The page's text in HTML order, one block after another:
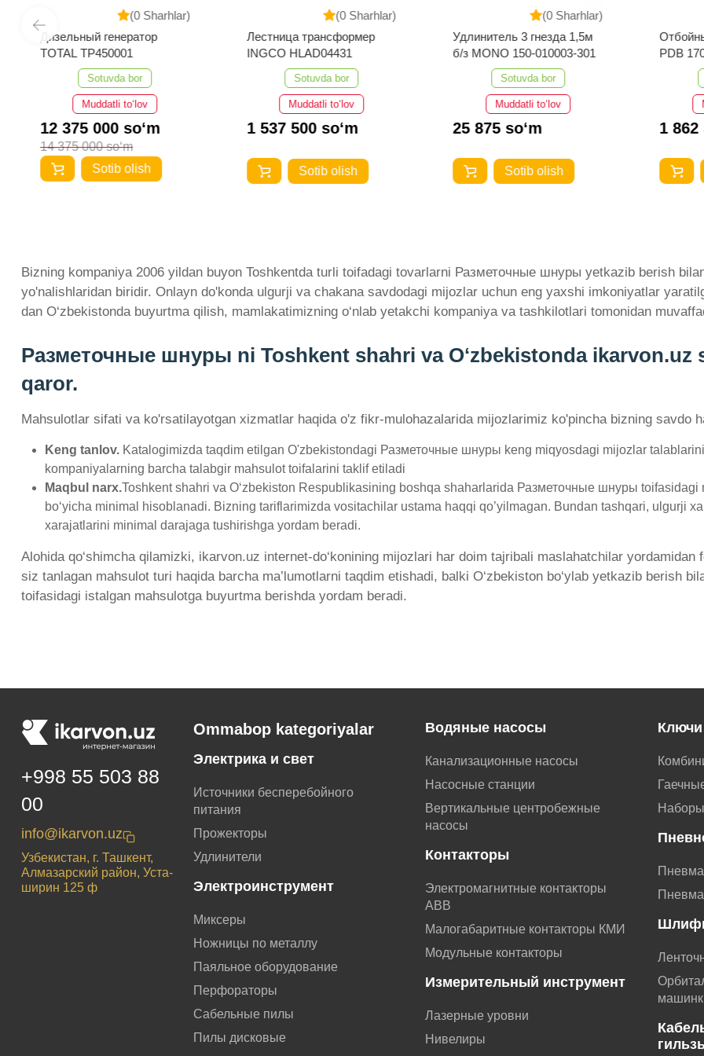
(0 Sharhlar)
Дизельный генератор
TOTAL TP450001
Sotuvda bor
Muddatli to‘lov
12 375 000 so‘m
14 375 000 so‘m
Sotib olish
(0 Sharhlar)
Лестница трансформер
INGCO HLAD04431
Sotuvda bor
Muddatli to‘lov
1 537 500 so‘m
Sotib olish
(0 Sharhlar)
Удлинитель 3 гнезда 1,5м
б/з MONO 150-010003-301
Sotuvda bor
Muddatli to‘lov
25 875 so‘m
Sotib olish
PDB
1 862
Bizning kompaniya 2006 yildan buyon Toshkentda turli toifadagi tovarlarni Разметочные шнуры yetkazib berish
yo'nalishlaridan biridir. Onlayn do'konda ulgurji va chakana savdodagi mijozlar uchun eng yaxshi imkoniyatlar
dan O‘zbekistonda buyurtma qilish, mamlakatimizning o‘nlab yetakchi kompaniya va tashkilotlari tomonidan
Разметочные шнуры ni Toshkent shahri va Oʻzbekistonda
qaror.
Mahsulotlar sifati va ko'rsatilayotgan xizmatlar haqida o'z fikr-mulohazalarida mijozlarimiz ko'pincha bizning savdo
Keng tanlov. Katalogimizda taqdim etilgan O'zbekistondagi Разметочные шнуры keng miqyosdagi mijozlar
kompaniyalarning barcha talabgir mahsulot toifalarini taklif etiladi
Maqbul narx.Toshkent shahri va O‘zbekiston Respublikasining boshqa shaharlarida Разметочные шнуры
bo‘yicha minimal hisoblanadi. Bizning tariflarimizda vositachilar ustama haqqi qo’yilmagan. Bundan tashqari, ulgurji
xarajatlarini minimal darajaga tushirishga yordam beradi.
Alohida qo‘shimcha qilamizki, ikarvon.uz internet-do‘konining mijozlari har doim tajribali maslahatchilar
siz tanlagan mahsulot turi haqida barcha ma’lumotlarni taqdim etishadi, balki O‘zbekiston bo‘ylab yetkazib berish
toifasidagi istalgan mahsulotga buyurtma berishda yordam beradi.
+998 55 503 88
00
info@ikarvon.uz
Узбекистан, г. Ташкент,
Алмазарский район, Уста-
ширин 125 ф
Ommabop kategoriyalar
Электрика и свет
Источники бесперебойного
питания
Прожекторы
Удлинители
Электроинструмент
Миксеры
Ножницы по металлу
Паяльное оборудование
Перфораторы
Сабельные пилы
Пилы дисковые
Водяные насосы
Канализационные насосы
Насосные станции
Вертикальные центробежные
насосы
Контакторы
Электромагнитные контакторы
АВВ
Малогабаритные контакторы КМИ
Модульные контакторы
Измерительный инструмент
Лазерные уровни
Нивелиры
Ключи